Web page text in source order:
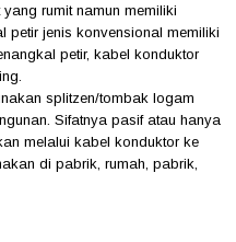
rumit namun memiliki
petir jenis konvensional memiliki
petir, kabel konduktor
splitzen/tombak logam
Sifatnya pasif atau hanya
melalui kabel konduktor ke
di pabrik, rumah, pabrik,